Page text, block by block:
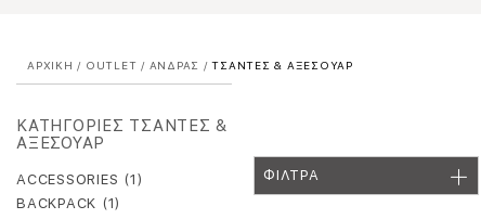
ΑΡΧΙΚΗ / OUTLET / ΑΝΔΡΑΣ /ΤΣΑΝΤΕΣ & ΑΞΕΣΟΥΑΡ
ΚΑΤΗΓΟΡΙΕΣ ΤΣΑΝΤΕΣ &
ΑΞΕΣΟΥΑΡ
ACCESSORIES (1)
BACKPACK (1)
ΦΙΛΤΡΑ